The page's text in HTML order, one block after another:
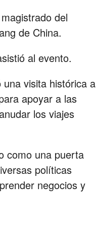
del
de China.
al evento.
visita histórica a
apoyar a las
los viajes
como una puerta
políticas
negocios y